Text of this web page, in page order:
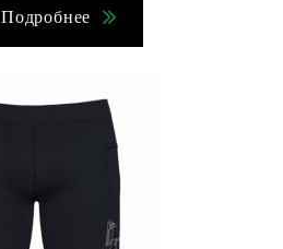
Подробнее